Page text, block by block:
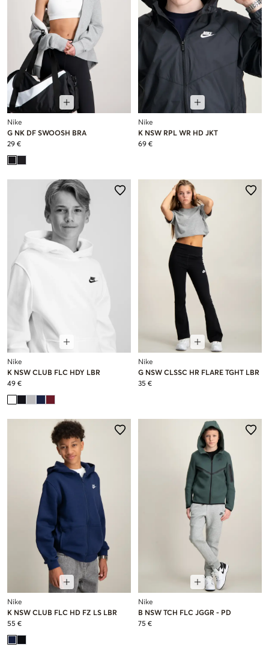
Nike
G NK DF SWOOSH BRA
29 €
Nike
K NSW RPL WR HD JKT
69 €
Nike
K NSW CLUB FLC HDY LBR
49 €
Nike
G NSW CLSSC HR FLARE TGHT LBR
35 €
Nike
K NSW CLUB FLC HD FZ LS LBR
55 €
Nike
B NSW TCH FLC JGGR - PD
75 €